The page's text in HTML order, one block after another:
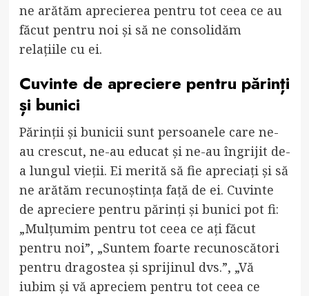
ne arătăm aprecierea pentru tot ceea ce au
făcut pentru noi și să ne consolidăm
relațiile cu ei.
Cuvinte de apreciere pentru părinți
și bunici
Părinții și bunicii sunt persoanele care ne-
au crescut, ne-au educat și ne-au îngrijit de-
a lungul vieții. Ei merită să fie apreciați și să
ne arătăm recunoștința față de ei. Cuvinte
de apreciere pentru părinți și bunici pot fi:
„Mulțumim pentru tot ceea ce ați făcut
pentru noi”, „Suntem foarte recunoscători
pentru dragostea și sprijinul dvs.”, „Vă
iubim și vă apreciem pentru tot ceea ce